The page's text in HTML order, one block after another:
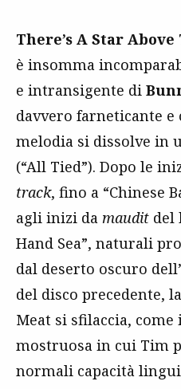
There’s A Star
è insomma
e intransigente di
davvero farneticante e
melodia si dissolve in
(“All Tied”). Dopo le
track, fino a “Chinese
agli inizi da maudit del
Hand Sea”, naturali
dal deserto oscuro
del disco precedente,
Meat si sfilaccia,
mostruosa in cui Tim
normali capacità